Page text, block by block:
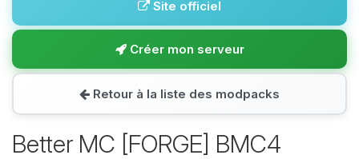
Site officiel
Créer mon serveur
Retour à la liste des modpacks
Better MC [FORGE] BMC4